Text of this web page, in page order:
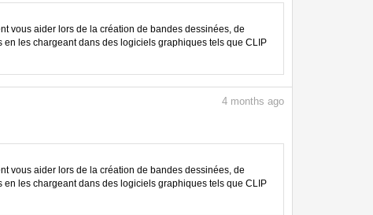
vous aider lors de la création de bandes dessinées, de
les chargeant dans des logiciels graphiques tels que CLIP
4 months ago
vous aider lors de la création de bandes dessinées, de
les chargeant dans des logiciels graphiques tels que CLIP